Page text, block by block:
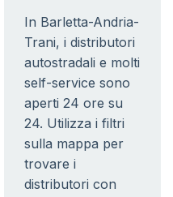
In Barletta-Andria-
Trani, i distributori
autostradali e molti
self-service sono
aperti 24 ore su
24. Utilizza i filtri
sulla mappa per
trovare i
distributori con